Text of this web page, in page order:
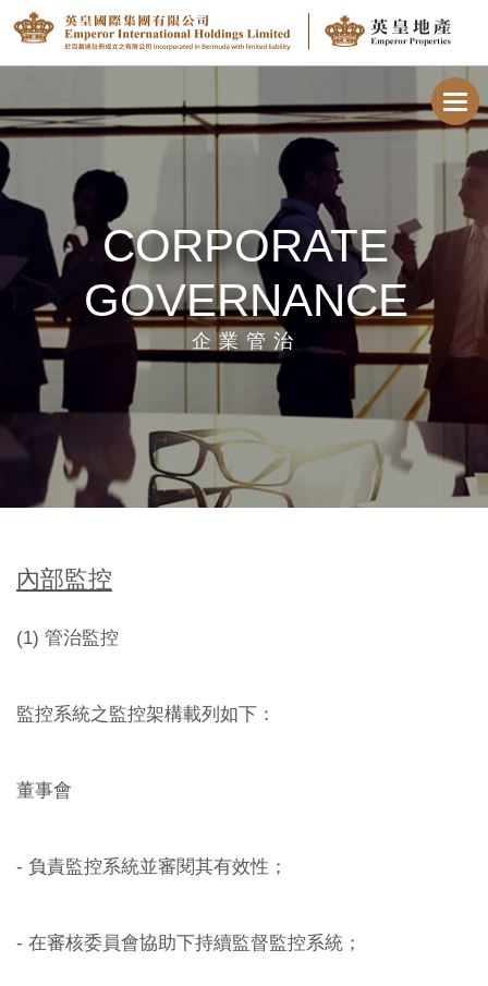
CORPORATE
GOVERNANCE
企業管治
內部監控
(1) 管治監控
監控系統之監控架構載列如下：
董事會
- 負責監控系統並審閱其有效性；
- 在審核委員會協助下持續監督監控系統；